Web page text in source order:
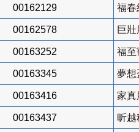
00162129 福春
00162578 巨壯
00163252 福至
00163345 夢想
00163416 家真
00163437 昕越